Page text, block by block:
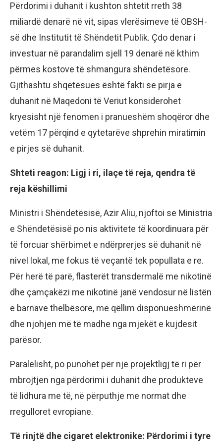
Përdorimi i duhanit i kushton shtetit rreth 38
miliardë denarë në vit, sipas vlerësimeve të OBSH-
së dhe Institutit të Shëndetit Publik. Çdo denar i
investuar në parandalim sjell 19 denarë në kthim
përmes kostove të shmangura shëndetësore.
Gjithashtu shqetësues është fakti se pirja e
duhanit në Maqedoni të Veriut konsiderohet
kryesisht një fenomen i pranueshëm shoqëror dhe
vetëm 17 përqind e qytetarëve shprehin miratimin
e pirjes së duhanit.
Shteti reagon: Ligj i ri, ilaçe të reja, qendra të
reja këshillimi
Ministri i Shëndetësisë, Azir Aliu, njoftoi se Ministria
e Shëndetësisë po nis aktivitete të koordinuara për
të forcuar shërbimet e ndërprerjes së duhanit në
nivel lokal, me fokus të veçantë tek popullata e re.
Për herë të parë, flasterët transdermalë me nikotinë
dhe çamçakëzi me nikotinë janë vendosur në listën
e barnave thelbësore, me qëllim disponueshmërinë
dhe njohjen më të madhe nga mjekët e kujdesit
parësor.
Paralelisht, po punohet për një projektligj të ri për
mbrojtjen nga përdorimi i duhanit dhe produkteve
të lidhura me të, në përputhje me normat dhe
rregulloret evropiane.
Të rinjtë dhe cigaret elektronike: Përdorimi i tyre